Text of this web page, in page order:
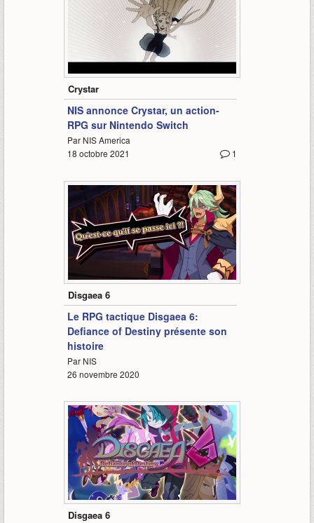
1:15
Crystar
NIS annonce Crystar, un action-
RPG sur Nintendo Switch
Par NIS America
1
18 octobre 2021
2:56
Disgaea 6
Le RPG tactique Disgaea 6:
Defiance of Destiny présente son
histoire
Par NIS
26 novembre 2020
2:01
Disgaea 6